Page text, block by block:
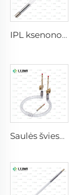
IPL ksenono lempa P1640 – 7×47×110 mm
Saulės šviesos imitatorius dujinė lempa D1200 – 10×110 mm